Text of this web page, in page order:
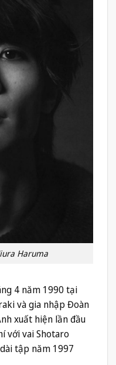
Haruma
4 năm 1990 tại
và gia nhập Đoàn
xuất hiện lần đầu
với vai Shotaro
tập năm 1997